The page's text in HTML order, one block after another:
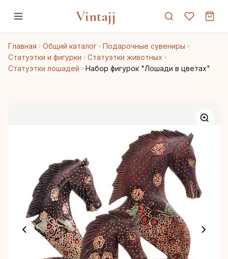
Vintajj
Главная Общий каталог
Подарочные сувениры
Статуэтки и фигурки
Статуэтки животных
Статуэтки лошадей
Набор фигурок "Лошади в цветах"